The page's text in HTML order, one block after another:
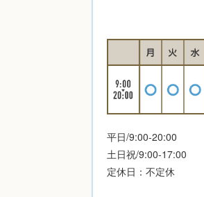
平日/9:00-20:00
土日祝/9:00-17:00
定休日：不定休